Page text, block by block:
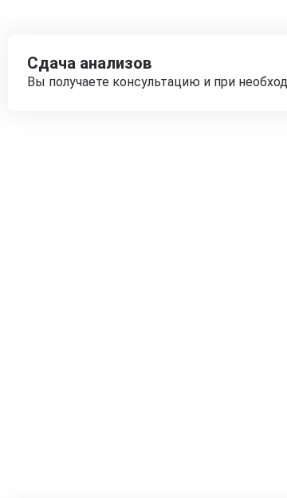
Сдача анализов
Вы получаете консультацию и при